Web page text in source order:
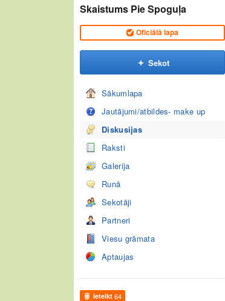
Skaistums Pie Spoguļa
Oficiālā lapa
Sekot
Sākumlapa
Jautājumi/atbildes- make up
Diskusijas
Raksti
Galerija
Runā
Sekotāji
Partneri
Viesu grāmata
Aptaujas
Ieteikt 64